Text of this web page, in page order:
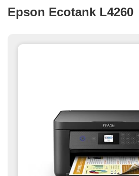
Epson Ecotank L4260